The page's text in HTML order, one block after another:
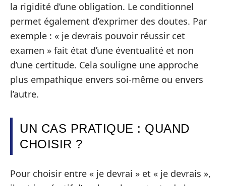
la rigidité d’une obligation. Le conditionnel
permet également d’exprimer des doutes. Par
exemple : « je devrais pouvoir réussir cet
examen » fait état d’une éventualité et non
d’une certitude. Cela souligne une approche
plus empathique envers soi-même ou envers
l’autre.
UN CAS PRATIQUE : QUAND
CHOISIR ?
Pour choisir entre « je devrai » et « je devrais »,